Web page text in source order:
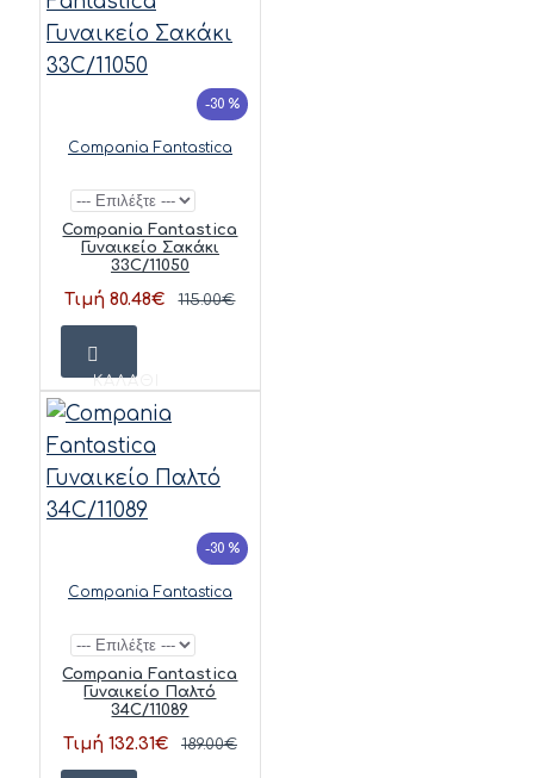
-30 %
Compania Fantastica
Compania Fantastica
Γυναικείο Σακάκι
33C/11050
Τιμή 80.48€ 115.00€
ΚΑΛΆΘΙ
-30 %
Compania Fantastica
Compania Fantastica
Γυναικείο Παλτό
34C/11089
Τιμή 132.31€ 189.00€